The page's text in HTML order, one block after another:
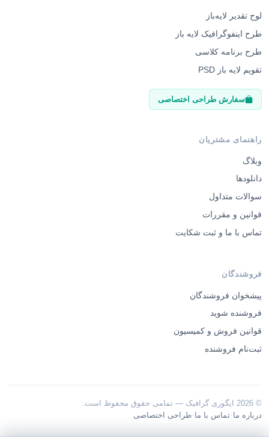
لوح تقدیر لایه‌باز
طرح اینفوگرافیک لایه باز
طرح برنامه کلاسی
تقویم لایه باز PSD
سفارش طراحی اختصاصی
راهنمای مشتریان
وبلاگ
دانلودها
سوالات متداول
قوانین و مقررات
تماس با ما و ثبت شکایت
فروشندگان
پیشخوان فروشندگان
فروشنده شوید
قوانین فروش و کمیسیون
ثبت‌نام فروشنده
© 2026 ایگوری گرافیک — تمامی حقوق محفوظ است.
درباره ما ·تماس با ما ·طراحی اختصاصی